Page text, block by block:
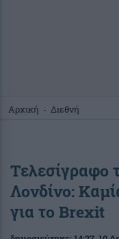
Αρχική - Διεθνή
Τελεσίγραφο
Λονδίνο:
για το Brexit